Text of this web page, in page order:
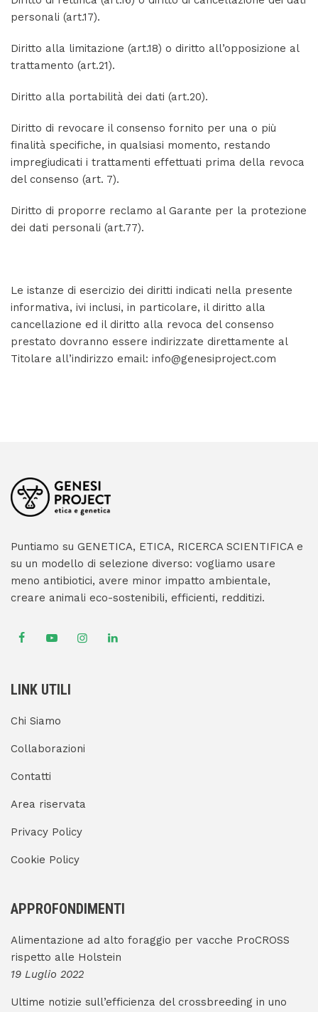
personali (art.17).
Diritto alla limitazione (art.18) o diritto all’opposizione al
trattamento (art.21).
Diritto alla portabilità dei dati (art.20).
Diritto di revocare il consenso fornito per una o più
finalità specifiche, in qualsiasi momento, restando
impregiudicati i trattamenti effettuati prima della revoca
del consenso (art. 7).
Diritto di proporre reclamo al Garante per la protezione
dei dati personali (art.77).
Le istanze di esercizio dei diritti indicati nella presente
informativa, ivi inclusi, in particolare, il diritto alla
cancellazione ed il diritto alla revoca del consenso
prestato dovranno essere indirizzate direttamente al
Titolare all’indirizzo email: info@genesiproject.com
Puntiamo su GENETICA, ETICA, RICERCA SCIENTIFICA e
su un modello di selezione diverso: vogliamo usare
meno antibiotici, avere minor impatto ambientale,
creare animali eco-sostenibili, efficienti, redditizi.
LINK UTILI
Chi Siamo
Collaborazioni
Contatti
Area riservata
Privacy Policy
Cookie Policy
APPROFONDIMENTI
Alimentazione ad alto foraggio per vacche ProCROSS
rispetto alle Holstein
19 Luglio 2022
Ultime notizie sull’efficienza del crossbreeding in uno